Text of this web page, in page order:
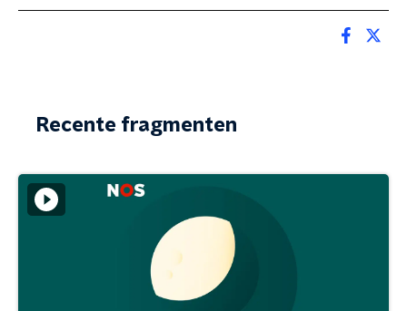
Recente fragmenten